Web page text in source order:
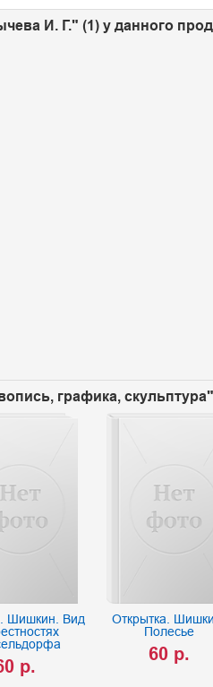
И. Г." (1) у данного
графика,
Шишкин. Вид
р.
Открытка.
Полесье
60 р.